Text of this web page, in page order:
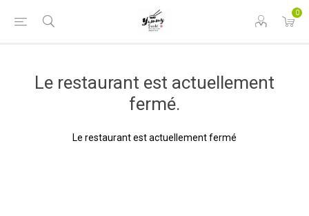
0
Le restaurant est actuellement
fermé.
Le restaurant est actuellement fermé